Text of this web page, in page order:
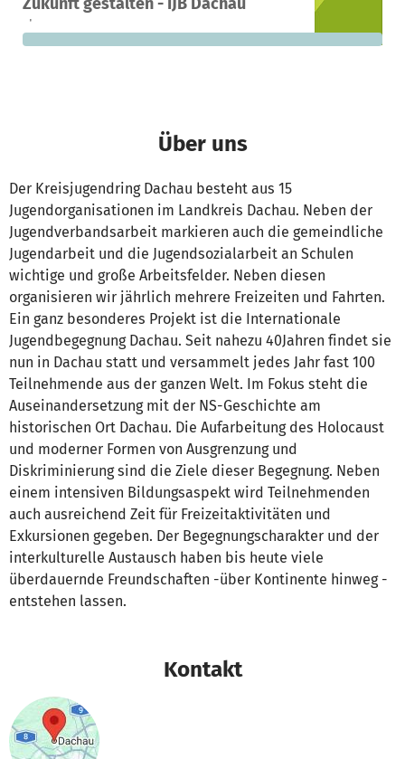
finanziert
Über uns
Der Kreisjugendring Dachau besteht aus 15
Jugendorganisationen im Landkreis Dachau. Neben der
Jugendverbandsarbeit markieren auch die gemeindliche
Jugendarbeit und die Jugendsozialarbeit an Schulen
wichtige und große Arbeitsfelder. Neben diesen
organisieren wir jährlich mehrere Freizeiten und Fahrten.
Ein ganz besonderes Projekt ist die Internationale
Jugendbegegnung Dachau. Seit nahezu 40Jahren findet sie
nun in Dachau statt und versammelt jedes Jahr fast 100
Teilnehmende aus der ganzen Welt. Im Fokus steht die
Auseinandersetzung mit der NS-Geschichte am
historischen Ort Dachau. Die Aufarbeitung des Holocaust
und moderner Formen von Ausgrenzung und
Diskriminierung sind die Ziele dieser Begegnung. Neben
einem intensiven Bildungsaspekt wird Teilnehmenden
auch ausreichend Zeit für Freizeitaktivitäten und
Exkursionen gegeben. Der Begegnungscharakter und der
interkulturelle Austausch haben bis heute viele
überdauernde Freundschaften -über Kontinente hinweg -
entstehen lassen.
Kontakt